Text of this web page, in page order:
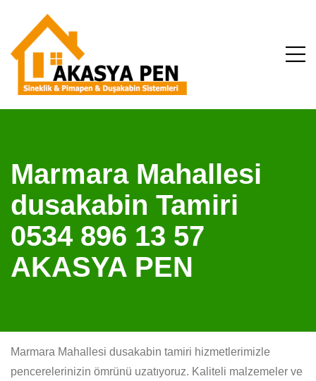
Marmara Mahallesi
dusakabin Tamiri
0534 896 13 57
AKASYA PEN
Marmara Mahallesi dusakabin tamiri hizmetlerimizle
pencerelerinizin ömrünü uzatıyoruz. Kaliteli malzemeler ve